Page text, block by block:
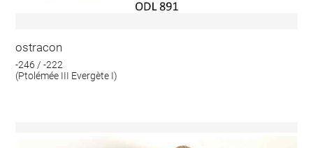
ostracon
-246 / -222
(Ptolémée III Evergète I)